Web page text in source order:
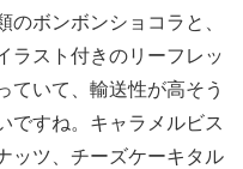
ボンボンショコラと、
ラスト付きのリーフレッ
ていて、輸送性が高そう
ですね。キャラメルビス
ッツ、チーズケーキタル